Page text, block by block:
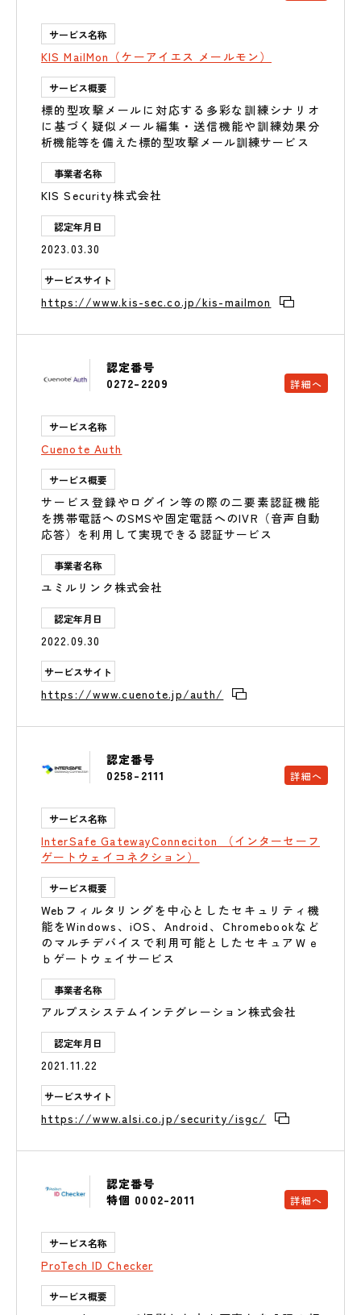
サービス名称
KIS MailMon（ケーアイエス メールモン）
サービス概要
標的型攻撃メールに対応する多彩な訓練シナリオ
に基づく疑似メール編集・送信機能や訓練効果分
析機能等を備えた標的型攻撃メール訓練サービス
事業者名称
KIS Security株式会社
認定年月日
2023.03.30
サービスサイト
https://www.kis-sec.co.jp/kis-mailmon
認定番号
0272-2209
サービス名称
Cuenote Auth
サービス概要
サービス登録やログイン等の際の二要素認証機能
を携帯電話へのSMSや固定電話へのIVR（音声自動
応答）を利用して実現できる認証サービス
事業者名称
ユミルリンク株式会社
認定年月日
2022.09.30
サービスサイト
https://www.cuenote.jp/auth/
詳細へ
認定番号
0258-2111
サービス名称
InterSafe GatewayConneciton （インターセーフ
ゲートウェイコネクション）
サービス概要
Webフィルタリングを中心としたセキュリティ機
能をWindows、iOS、Android、Chromebookなど
のマルチデバイスで利用可能としたセキュアＷｅ
ｂゲートウェイサービス
事業者名称
アルプスシステムインテグレーション株式会社
認定年月日
2021.11.22
サービスサイト
https://www.alsi.co.jp/security/isgc/
詳細へ
認定番号
特個 0002-2011
サービス名称
ProTech ID Checker
サービス概要
詳細へ